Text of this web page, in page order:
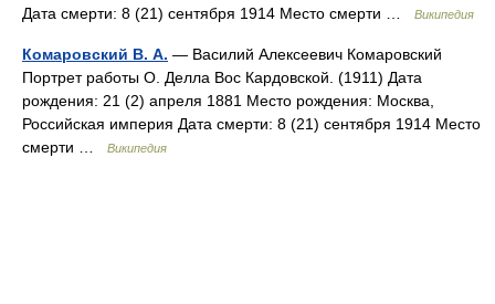
Дата смерти: 8 (21) сентября 1914 Место смерти … Википедия
Комаровский В. А. — Василий Алексеевич Комаровский
Портрет работы О. Делла Вос Кардовской. (1911) Дата
рождения: 21 (2) апреля 1881 Место рождения: Москва,
Российская империя Дата смерти: 8 (21) сентября 1914 Место
смерти …
Википедия